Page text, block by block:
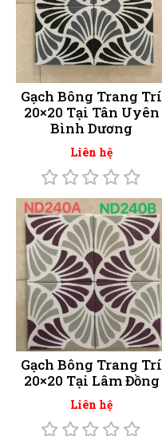
Gạch Bông Trang Trí
20×20 Tại Tân Uyên
Bình Dương
Liên hệ
Gạch Bông Trang Trí
20×20 Tại Lâm Đồng
Liên hệ